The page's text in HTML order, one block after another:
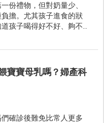
份禮物，但對奶量少、
擔。尤其孩子進食的狀
孩子喝得好不好、夠不
寶寶母乳嗎？婦產科
確診後難免比常人更多